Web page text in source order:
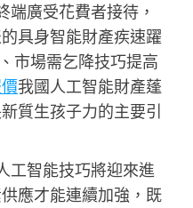
端廣受花費者接待，
具身智能財產疾速躍
市場需乞降技巧提高
我國人工智能財產蓬
質生孩子力的主要引
工智能技巧將迎來進
應才能連續加強，既